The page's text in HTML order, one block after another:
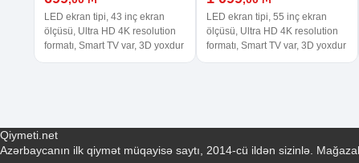
LED ekran tipi, 43 inç ekran
ölçüsü, Ultra HD 4K resolution
formatı, Smart TV var, 3D yoxdur
LED ekran tipi, 55 inç ekran
ölçüsü, Ultra HD 4K resolution
formatı, Smart TV var, 3D yoxdur
Qiymeti.net
Azərbaycanın ilk qiymət müqayisə saytı, 2014-cü ildən sizinlə.